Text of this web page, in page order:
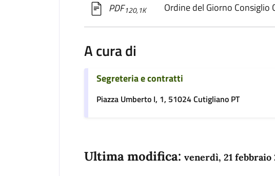
PDF120,1K Ordine del Giorno
A cura di
Segreteria e contratti
Piazza Umberto I, 1, 51024 Cutigliano PT
Ultima modifica: venerdì, 21 febbraio